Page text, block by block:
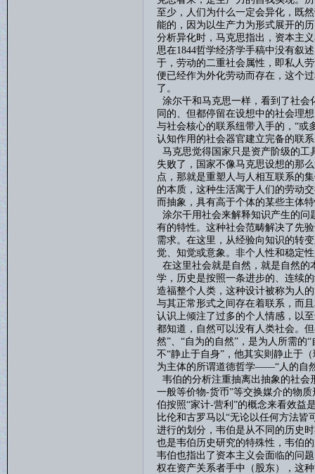
至少，人们为什么一定会异化，既
能的，因为以生产力为形式展开的
分析异化时，马克思指出，资本主
思在1844哲学经济学手稿中没有叙
于，劳动的二重社会属性，即私人
便已经作为外化劳动而存在，这个
了。
涂尔干和马克思一样，看到了社会
同的、但都停留在设想中的社会理
与社会核心的联系纽带入手的，“或
认知作用的社会器官建立完备的联
马克思觉得国家只是资产阶级的工
失败了，国家不像马克思设想的那
点，那就是重塑人与人相互联系的
的本质，这种生活寓于人们的劳动
而抽象，具有高于个体的某些主体
涂尔干用社会来解释知识产生的问
有的特性。这种社会范畴解决了先
需求。在这里，从经验向知识的转
觉、知觉或意象。非个人性和稳定
在这里社会就是自然，就是自然的
学，历史是按照一条进步的、连续
造福整个人类，这种设计被称为人的
与其正常形式之间存在着联系，而
认识上倾注了过多的个人情感，以
都知道，自然可以没有人类社会。
然”、“自为的自然”，是为人所需的
不“静止于自身”，他其实则静止于
为主体的所谓道德哲学——“人的自
韦伯的分析注重抽离出抽象的社会
一般等价物-货币”等交换媒介的物
伯按照“家计-营利”的概念来看效益
比伦和古罗马以“无论以任何方法
进行的划分，韦伯是从不同的历史
也是韦伯历史研究的特殊性，韦伯
韦伯也指出了资本主义会面临的问
权在资产关系者手中（股东），这种